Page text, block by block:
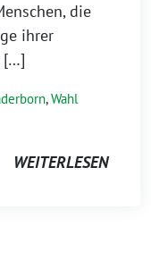
die
ihrer
[…]
,Wahl
WEITERLESEN